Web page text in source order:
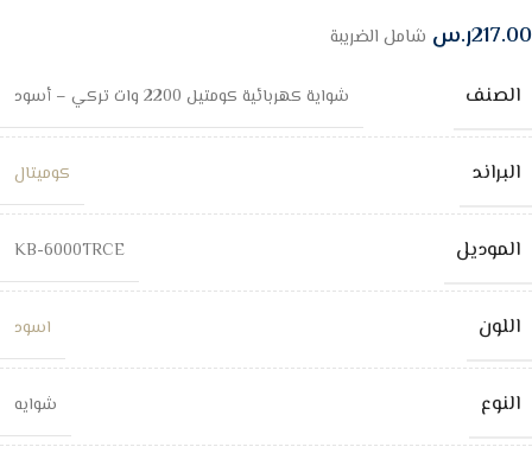
217.00ر.س شامل الضريبة
الصنف شواية كهربائية كومتيل 2200 وات تركي – أسود
البراند كوميتال
الموديل KB-6000TRCE
اللون اسود
النوع شوايه